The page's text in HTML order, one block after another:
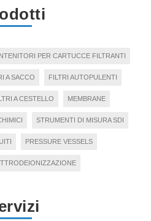
PER CARTUCCE FILTRANTI
A SACCO FILTRI AUTOPULENTI
A CESTELLO MEMBRANE
STRUMENTI DI MISURA SDI
PRESSURE VESSELS